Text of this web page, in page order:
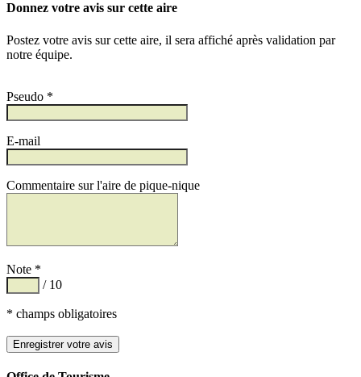
Donnez votre avis sur cette aire
Postez votre avis sur cette aire, il sera affiché après validation par
notre équipe.
Pseudo *
E-mail
Commentaire sur l'aire de pique-nique
Note *
/ 10
* champs obligatoires